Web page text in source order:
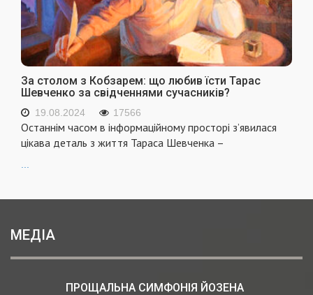
За столом з Кобзарем: що любив їсти Тарас
Шевченко за свідченнями сучасників?
19.08.2024 17566
Останнім часом в інформаційному просторі з’явилася
цікава деталь з життя Тараса Шевченка –
МЕДІА
ПРОЩАЛЬНА СИМФОНІЯ ЙОЗЕНА